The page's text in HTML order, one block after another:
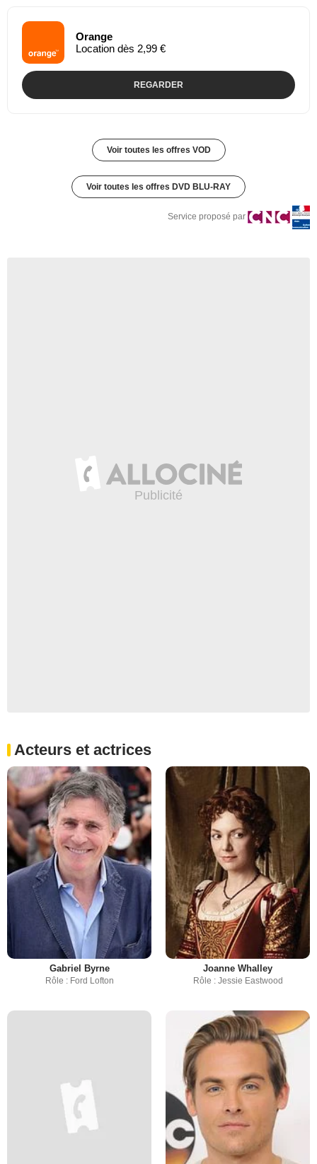
Orange
Location dès 2,99 €
REGARDER
Voir toutes les offres VOD
Voir toutes les offres DVD BLU-RAY
Service proposé par
Acteurs et actrices
Gabriel Byrne
Rôle : Ford Lofton
Joanne Whalley
Rôle : Jessie Eastwood